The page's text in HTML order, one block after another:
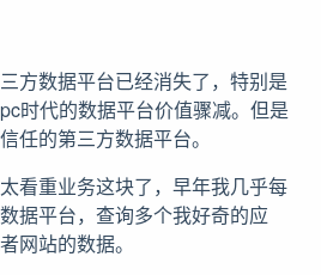
方数据平台已经消失了，特别是
时代的数据平台价值骤减。但是
任的第三方数据平台。
看重业务这块了，早年我几乎每
据平台，查询多个我好奇的应
网站的数据。